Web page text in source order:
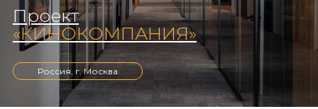
Россия, г. Москва
Проект
«КИНОКОМПАНИЯ»